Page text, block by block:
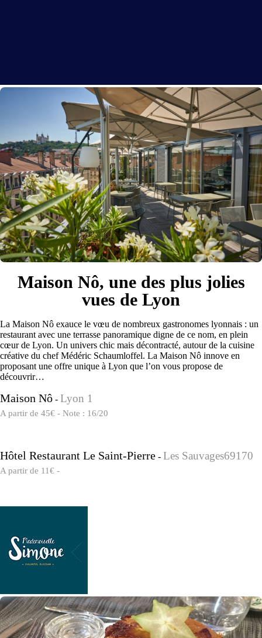
Maison Nô, une des plus jolies
vues de Lyon
La Maison Nô exauce le vœu de nombreux gastronomes lyonnais : un
restaurant avec une terrasse panoramique digne de ce nom, en plein
cœur de Lyon. Un univers chic mais décontracté, autour de la cuisine
créative du chef Médéric Schaumloffel. La Maison Nô innove en
proposant une offre unique à Lyon que l’on vous propose de
découvrir…
Maison Nô - Lyon 1
A partir de 45€ - Note : 16/20
Hôtel Restaurant Le Saint-Pierre - Les Sauvages69170
A partir de 11€ -